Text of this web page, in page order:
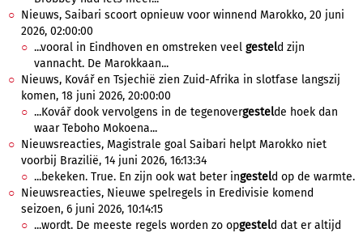
Nieuws, Saibari scoort opnieuw voor winnend Marokko, 20 juni
2026, 02:00:00
...vooral in Eindhoven en omstreken veel gesteld zijn
vannacht. De Marokkaan...
Nieuws, Kovář en Tsjechië zien Zuid-Afrika in slotfase langszij
komen, 18 juni 2026, 20:00:00
...Kovář dook vervolgens in de tegenovergestelde hoek dan
waar Teboho Mokoena...
Nieuwsreacties, Magistrale goal Saibari helpt Marokko niet
voorbij Brazilië, 14 juni 2026, 16:13:34
...bekeken. True. En zijn ook wat beter ingesteld op de warmte.
Nieuwsreacties, Nieuwe spelregels in Eredivisie komend
seizoen, 6 juni 2026, 10:14:15
...wordt. De meeste regels worden zo opgesteld dat er altijd